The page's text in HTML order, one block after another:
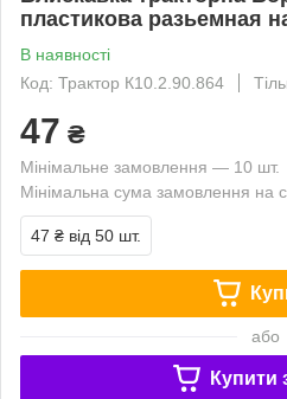
пластикова разьемная
В наявності
Код: Трактор К10.2.90.864
47 ₴
Мінімальне замовлення — 10 шт.
Мінімальна сума замовлення на
47 ₴ від 50 шт.
або
Купити